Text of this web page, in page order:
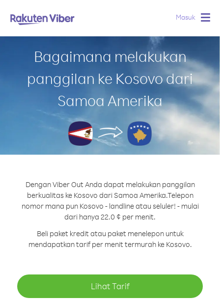
Masuk
Bagaimana melakukan
panggilan ke Kosovo dari
Samoa Amerika
Dengan Viber Out Anda dapat melakukan panggilan
berkualitas ke Kosovo dari Samoa Amerika.Telepon
nomor mana pun Kosovo - landline atau seluler! - mulai
dari hanya 22.0 ¢ per menit.
Beli paket kredit atau paket menelepon untuk
mendapatkan tarif per menit termurah ke Kosovo.
Lihat Tarif